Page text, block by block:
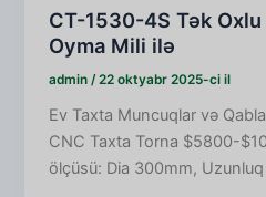
CT-1530-4S Tək
Oyma Mili ilə
admin /22 oktyabr 2025-ci il
Ev Taxta Muncuqlar və
CNC Taxta Torna $5800-
ölçüsü: Dia 300mm,